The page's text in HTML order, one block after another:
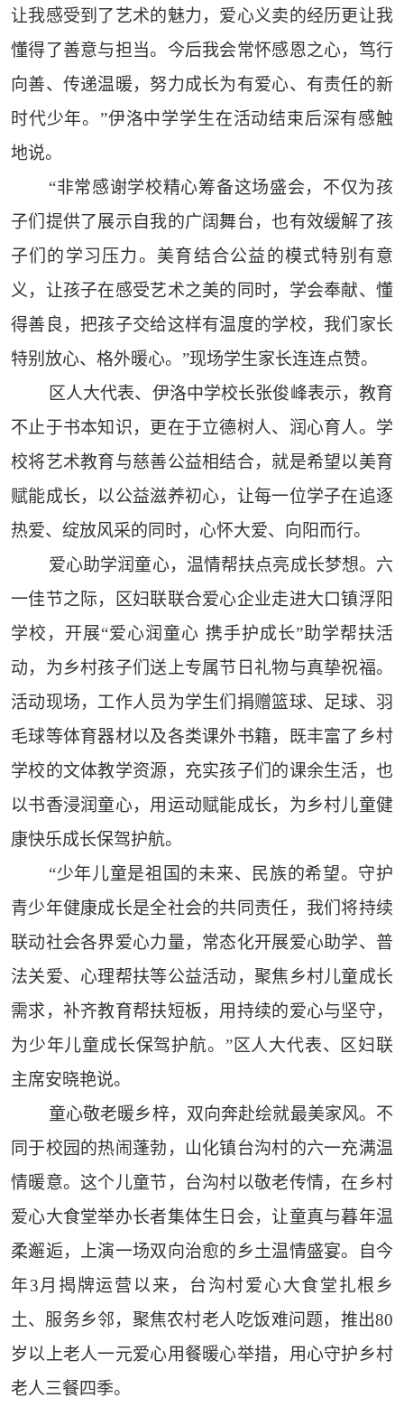
让我感受到了艺术的魅力，爱心义卖的经历更让我
懂得了善意与担当。今后我会常怀感恩之心，笃行
向善、传递温暖，努力成长为有爱心、有责任的新
时代少年。”伊洛中学学生在活动结束后深有感触
地说。
“非常感谢学校精心筹备这场盛会，不仅为孩
子们提供了展示自我的广阔舞台，也有效缓解了孩
子们的学习压力。美育结合公益的模式特别有意
义，让孩子在感受艺术之美的同时，学会奉献、懂
得善良，把孩子交给这样有温度的学校，我们家长
特别放心、格外暖心。”现场学生家长连连点赞。
区人大代表、伊洛中学校长张俊峰表示，教育
不止于书本知识，更在于立德树人、润心育人。学
校将艺术教育与慈善公益相结合，就是希望以美育
赋能成长，以公益滋养初心，让每一位学子在追逐
热爱、绽放风采的同时，心怀大爱、向阳而行。
爱心助学润童心，温情帮扶点亮成长梦想。六
一佳节之际，区妇联联合爱心企业走进大口镇浮阳
学校，开展“爱心润童心 携手护成长”助学帮扶活
动，为乡村孩子们送上专属节日礼物与真挚祝福。
活动现场，工作人员为学生们捐赠篮球、足球、羽
毛球等体育器材以及各类课外书籍，既丰富了乡村
学校的文体教学资源，充实孩子们的课余生活，也
以书香浸润童心，用运动赋能成长，为乡村儿童健
康快乐成长保驾护航。
“少年儿童是祖国的未来、民族的希望。守护
青少年健康成长是全社会的共同责任，我们将持续
联动社会各界爱心力量，常态化开展爱心助学、普
法关爱、心理帮扶等公益活动，聚焦乡村儿童成长
需求，补齐教育帮扶短板，用持续的爱心与坚守，
为少年儿童成长保驾护航。”区人大代表、区妇联
主席安晓艳说。
童心敬老暖乡梓，双向奔赴绘就最美家风。不
同于校园的热闹蓬勃，山化镇台沟村的六一充满温
情暖意。这个儿童节，台沟村以敬老传情，在乡村
爱心大食堂举办长者集体生日会，让童真与暮年温
柔邂逅，上演一场双向治愈的乡土温情盛宴。自今
年3月揭牌运营以来，台沟村爱心大食堂扎根乡
土、服务乡邻，聚焦农村老人吃饭难问题，推出80
岁以上老人一元爱心用餐暖心举措，用心守护乡村
老人三餐四季。